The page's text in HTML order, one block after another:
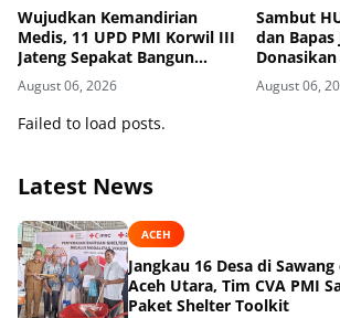
Wujudkan Kemandirian
Medis, 11 UPD PMI Korwil III
Jateng Sepakat Bangun
Jejaring Plasma Fraksionasi
Berkualitas CPOB
August 06, 2026
Sambut
dan Bapas
August 06,
Failed to load posts.
Latest News
ACEH
Jangkau 16 Desa di
Aceh Utara, Tim CVA PMI
Paket Shelter Toolkit